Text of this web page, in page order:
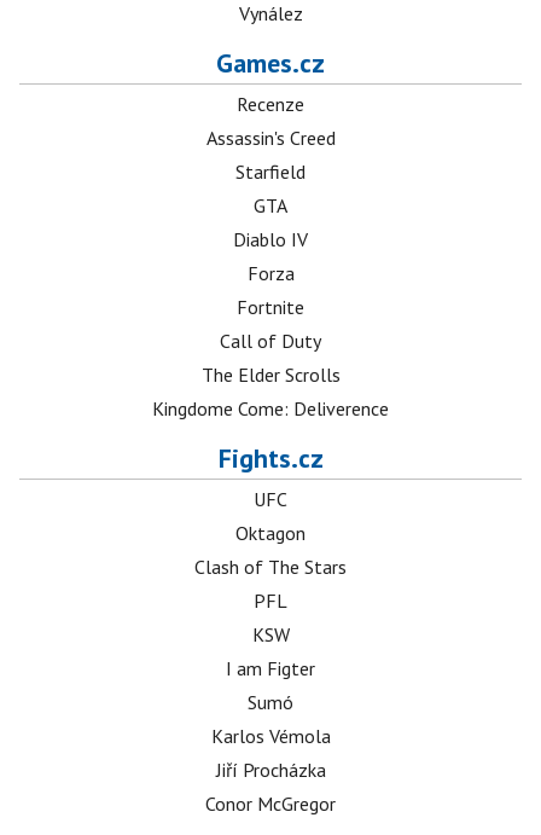
Vynález
Games.cz
Recenze
Assassin's Creed
Starfield
GTA
Diablo IV
Forza
Fortnite
Call of Duty
The Elder Scrolls
Kingdome Come: Deliverence
Fights.cz
UFC
Oktagon
Clash of The Stars
PFL
KSW
I am Figter
Sumó
Karlos Vémola
Jiří Procházka
Conor McGregor